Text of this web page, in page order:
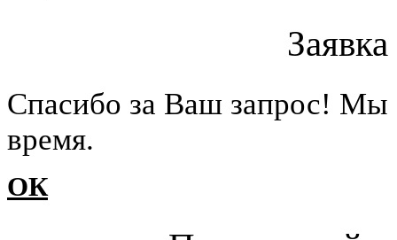
Cпасибо за Ваш запрос!
время.
ОК